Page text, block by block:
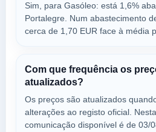
Fluxo Energias
a 16.2 Km
Avenida Nova, 5 - En251
7470-011
BP -
a 16.47 Km
En 244, Km 111, N.º 300
Sim, para Gasóleo: está 1,6%
Portalegre. Num abastecimento
cerca de 1,70 EUR face à média
Com que frequência os
atualizados?
Os preços são atualizados
alterações ao registo oficial.
comunicação disponível é de 03/